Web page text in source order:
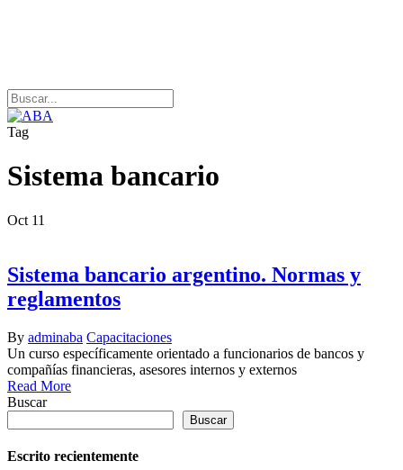
Close
Search
Tag
Sistema bancario
Oct 11
Sistema bancario argentino. Normas y
reglamentos
By adminaba Capacitaciones
Un curso específicamente orientado a funcionarios de bancos y
compañías financieras, asesores internos y externos
Read More
Buscar
Buscar
Escrito recientemente